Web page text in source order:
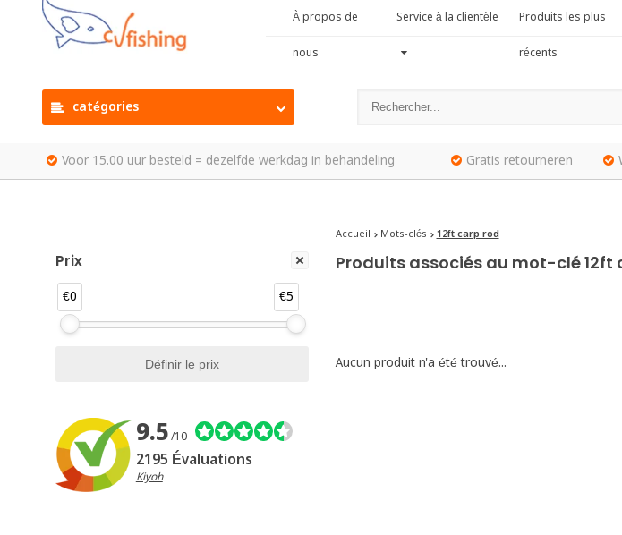
À propos de
nous
Service à la clientèle Produits les plus
récents
catégories
Voor 15.00 uur besteld = dezelfde werkdag in behandeling Gratis retourneren
Prix
€0 €5
9.5/10
2195 Évaluations
Kiyoh
Accueil Mots-clés 12ft carp rod
Produits associés au mot-clé 12ft
Aucun produit n'a été trouvé...